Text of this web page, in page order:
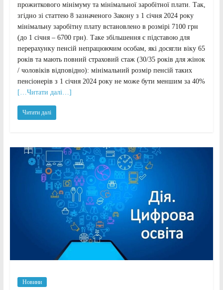
прожиткового мінімуму та мінімальної заробітної плати. Так,
згідно зі статтею 8 зазначеного Закону з 1 січня 2024 року
мінімальну заробітну плату встановлено в розмірі 7100 грн
(до 1 січня – 6700 грн). Таке збільшення є підставою для
перерахунку пенсій непрацюючим особам, які досягли віку 65
років та мають повний страховий стаж (30/35 років для жінок
/ чоловіків відповідно): мінімальний розмір пенсій таких
пенсіонерів з 1 січня 2024 року не може бути меншим за 40%
[…Читати далі…]
Читати далі
Новини